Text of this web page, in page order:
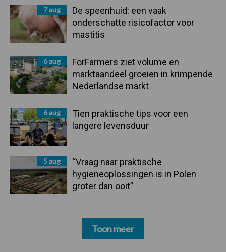
7 aug
De speenhuid: een vaak
onderschatte risicofactor voor
mastitis
6 aug
ForFarmers ziet volume en
marktaandeel groeien in krimpende
Nederlandse markt
6 aug
Tien praktische tips voor een
langere levensduur
5 aug
“Vraag naar praktische
hygieneoplossingen is in Polen
groter dan ooit”
Toon meer